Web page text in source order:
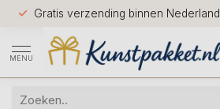
Gratis verzending binnen Nederland
MENU